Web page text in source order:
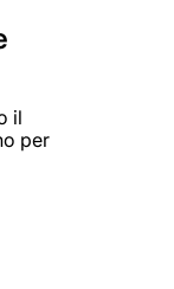
il
per